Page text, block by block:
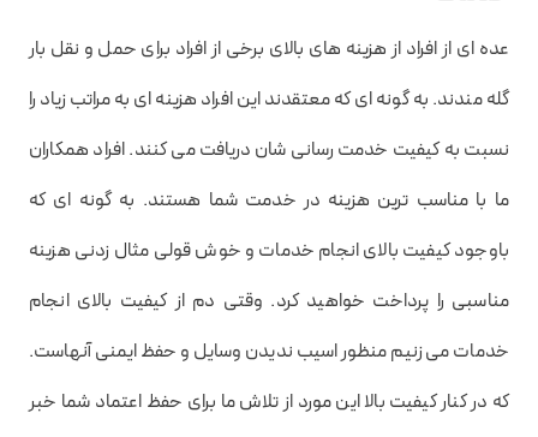
عده ای از افراد از هزینه های بالای برخی از افراد برای حمل و نقل بار
گله مندند. به گونه ای که معتقدند این افراد هزینه ای به مراتب زیاد را
نسبت به کیفیت خدمت رسانی شان دریافت می کنند. افراد همکاران
ما با مناسب ترین هزینه در خدمت شما هستند. به گونه ای که
باوجود کیفیت بالای انجام خدمات و خوش قولی مثال زدنی هزینه
مناسبی را پرداخت خواهید کرد. وقتی دم از کیفیت بالای انجام
خدمات می زنیم منظور اسیب ندیدن وسایل و حفظ ایمنی آنهاست.
که در کنار کیفیت بالا این مورد از تلاش ما برای حفظ اعتماد شما خبر